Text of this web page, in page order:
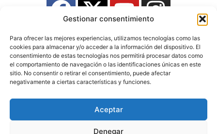
Gestionar consentimiento
Para ofrecer las mejores experiencias, utilizamos tecnologías como las
cookies para almacenar y/o acceder a la información del dispositivo. El
consentimiento de estas tecnologías nos permitirá procesar datos como
el comportamiento de navegación o las identificaciones únicas en este
sitio. No consentir o retirar el consentimiento, puede afectar
negativamente a ciertas características y funciones.
Aceptar
Denegar